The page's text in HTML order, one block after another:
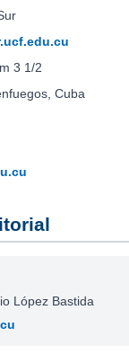
3 1/2
Cuba
López Bastida